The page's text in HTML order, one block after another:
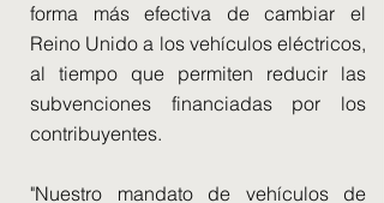
forma más efectiva de cambiar el
Reino Unido a los vehículos eléctricos,
al tiempo que permiten reducir las
subvenciones financiadas por los
contribuyentes.
"Nuestro mandato de vehículos de